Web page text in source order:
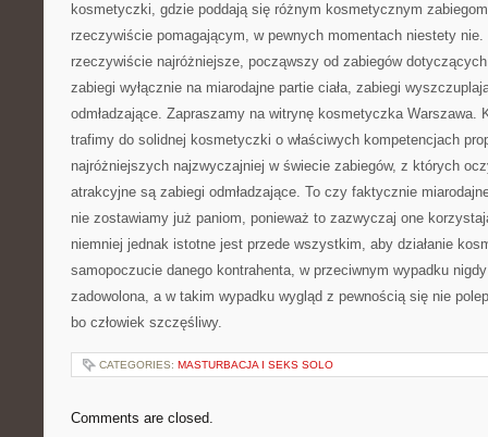
kosmetyczki, gdzie poddają się różnym kosmetycznym
rzeczywiście pomagającym, w pewnych momentach niestety
rzeczywiście najróżniejsze, począwszy od zabiegów dotyczących
zabiegi wyłącznie na miarodajne partie ciała, zabiegi
odmładzające. Zapraszamy na witrynę kosmetyczka Warszawa.
trafimy do solidnej kosmetyczki o właściwych kompetencjach
najróżniejszych najzwyczajniej w świecie zabiegów, z których
atrakcyjne są zabiegi odmładzające. To czy faktycznie
nie zostawiamy już paniom, ponieważ to zazwyczaj one
niemniej jednak istotne jest przede wszystkim, aby działanie
samopoczucie danego kontrahenta, w przeciwnym wypadku
zadowolona, a w takim wypadku wygląd z pewnością się nie
bo człowiek szczęśliwy.
CATEGORIES: MASTURBACJA I SEKS SOLO
Comments are closed.